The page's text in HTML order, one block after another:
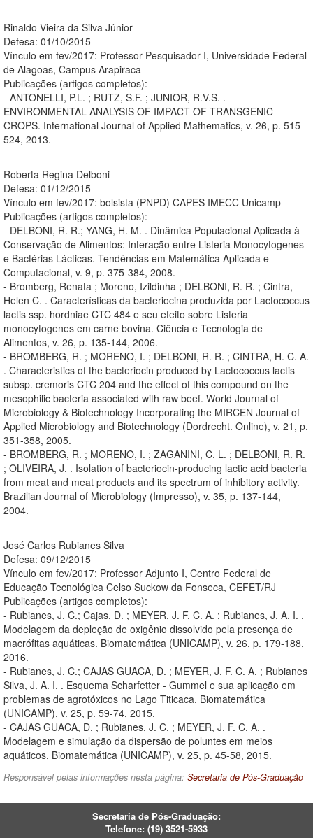
Rinaldo Vieira da Silva Júnior
Defesa: 01/10/2015
Vínculo em fev/2017: Professor Pesquisador I, Universidade Federal
de Alagoas, Campus Arapiraca
Publicações (artigos completos):
- ANTONELLI, P.L. ; RUTZ, S.F. ; JUNIOR, R.V.S. .
ENVIRONMENTAL ANALYSIS OF IMPACT OF TRANSGENIC
CROPS. International Journal of Applied Mathematics, v. 26, p. 515-
524, 2013.
Roberta Regina Delboni
Defesa: 01/12/2015
Vínculo em fev/2017: bolsista (PNPD) CAPES IMECC Unicamp
Publicações (artigos completos):
- DELBONI, R. R.; YANG, H. M. . Dinâmica Populacional Aplicada à
Conservação de Alimentos: Interação entre Listeria Monocytogenes
e Bactérias Lácticas. Tendências em Matemática Aplicada e
Computacional, v. 9, p. 375-384, 2008.
- Bromberg, Renata ; Moreno, Izildinha ; DELBONI, R. R. ; Cintra,
Helen C. . Características da bacteriocina produzida por Lactococcus
lactis ssp. hordniae CTC 484 e seu efeito sobre Listeria
monocytogenes em carne bovina. Ciência e Tecnologia de
Alimentos, v. 26, p. 135-144, 2006.
- BROMBERG, R. ; MORENO, I. ; DELBONI, R. R. ; CINTRA, H. C. A.
. Characteristics of the bacteriocin produced by Lactococcus lactis
subsp. cremoris CTC 204 and the effect of this compound on the
mesophilic bacteria associated with raw beef. World Journal of
Microbiology & Biotechnology Incorporating the MIRCEN Journal of
Applied Microbiology and Biotechnology (Dordrecht. Online), v. 21, p.
351-358, 2005.
- BROMBERG, R. ; MORENO, I. ; ZAGANINI, C. L. ; DELBONI, R. R.
; OLIVEIRA, J. . Isolation of bacteriocin-producing lactic acid bacteria
from meat and meat products and its spectrum of inhibitory activity.
Brazilian Journal of Microbiology (Impresso), v. 35, p. 137-144,
2004.
José Carlos Rubianes Silva
Defesa: 09/12/2015
Vínculo em fev/2017: Professor Adjunto I, Centro Federal de
Educação Tecnológica Celso Suckow da Fonseca, CEFET/RJ
Publicações (artigos completos):
- Rubianes, J. C.; Cajas, D. ; MEYER, J. F. C. A. ; Rubianes, J. A. I. .
Modelagem da depleção de oxigênio dissolvido pela presença de
macrófitas aquáticas. Biomatemática (UNICAMP), v. 26, p. 179-188,
2016.
- Rubianes, J. C.; CAJAS GUACA, D. ; MEYER, J. F. C. A. ; Rubianes
Silva, J. A. I. . Esquema Scharfetter - Gummel e sua aplicação em
problemas de agrotóxicos no Lago Titicaca. Biomatemática
(UNICAMP), v. 25, p. 59-74, 2015.
- CAJAS GUACA, D. ; Rubianes, J. C. ; MEYER, J. F. C. A. .
Modelagem e simulação da dispersão de poluntes em meios
aquáticos. Biomatemática (UNICAMP), v. 25, p. 45-58, 2015.
Responsável pelas informações nesta página: Secretaria de Pós-Graduação
Secretaria de Pós-Graduação:
Telefone: (19) 3521-5933